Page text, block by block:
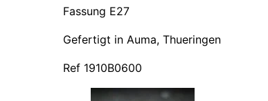
Fassung E27
Gefertigt in Auma, Thueringen
Ref 1910B0600